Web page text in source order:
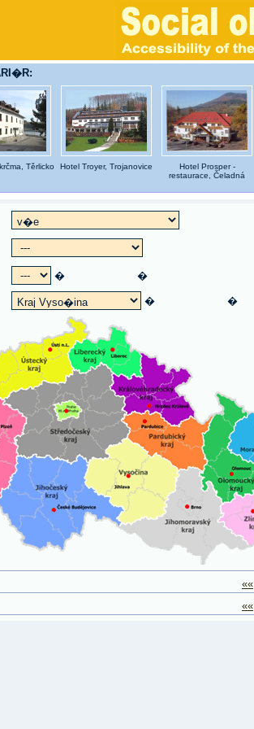
Těrlicko Hotel Troyer, Trojanovice
Hotel Prosper -
restaurace, Čeladná
� �
� �
««
««